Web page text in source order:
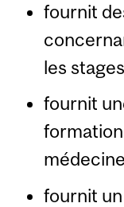
fournit
les
fournit
fournit